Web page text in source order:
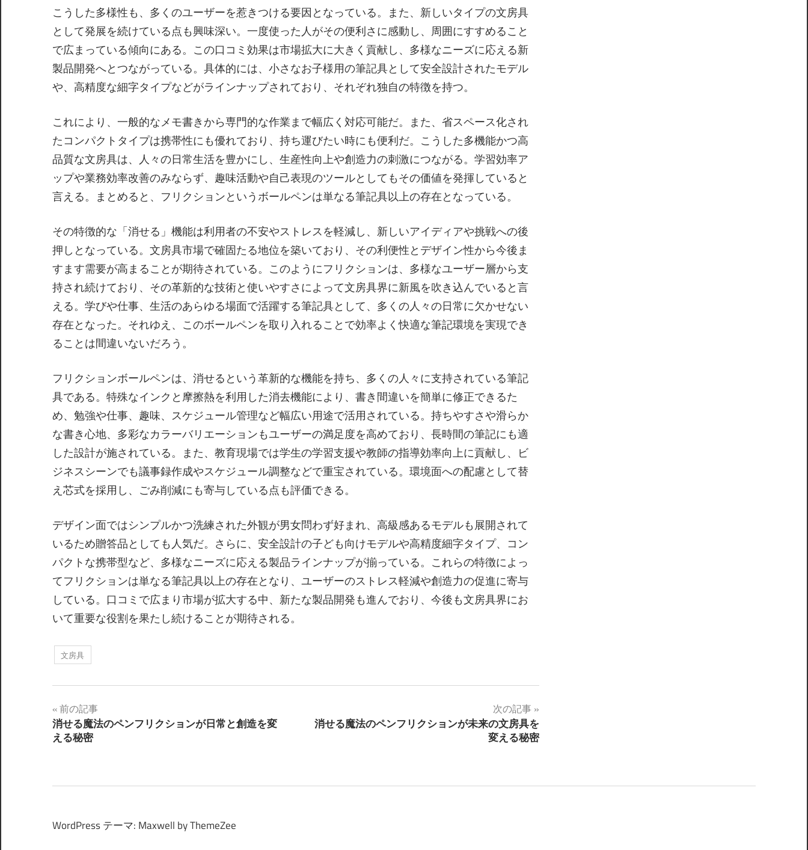
こうした多様性も、多くのユーザーを惹きつける要因となっている。また、新しいタイプの文房具
として発展を続けている点も興味深い。一度使った人がその便利さに感動し、周囲にすすめること
で広まっている傾向にある。この口コミ効果は市場拡大に大きく貢献し、多様なニーズに応える新
製品開発へとつながっている。具体的には、小さなお子様用の筆記具として安全設計されたモデル
や、高精度な細字タイプなどがラインナップされており、それぞれ独自の特徴を持つ。
これにより、一般的なメモ書きから専門的な作業まで幅広く対応可能だ。また、省スペース化され
たコンパクトタイプは携帯性にも優れており、持ち運びたい時にも便利だ。こうした多機能かつ高
品質な文房具は、人々の日常生活を豊かにし、生産性向上や創造力の刺激につながる。学習効率ア
ップや業務効率改善のみならず、趣味活動や自己表現のツールとしてもその価値を発揮していると
言える。まとめると、フリクションというボールペンは単なる筆記具以上の存在となっている。
その特徴的な「消せる」機能は利用者の不安やストレスを軽減し、新しいアイディアや挑戦への後
押しとなっている。文房具市場で確固たる地位を築いており、その利便性とデザイン性から今後ま
すます需要が高まることが期待されている。このようにフリクションは、多様なユーザー層から支
持され続けており、その革新的な技術と使いやすさによって文房具界に新風を吹き込んでいると言
える。学びや仕事、生活のあらゆる場面で活躍する筆記具として、多くの人々の日常に欠かせない
存在となった。それゆえ、このボールペンを取り入れることで効率よく快適な筆記環境を実現でき
ることは間違いないだろう。
フリクションボールペンは、消せるという革新的な機能を持ち、多くの人々に支持されている筆記
具である。特殊なインクと摩擦熱を利用した消去機能により、書き間違いを簡単に修正できるた
め、勉強や仕事、趣味、スケジュール管理など幅広い用途で活用されている。持ちやすさや滑らか
な書き心地、多彩なカラーバリエーションもユーザーの満足度を高めており、長時間の筆記にも適
した設計が施されている。また、教育現場では学生の学習支援や教師の指導効率向上に貢献し、ビ
ジネスシーンでも議事録作成やスケジュール調整などで重宝されている。環境面への配慮として替
え芯式を採用し、ごみ削減にも寄与している点も評価できる。
デザイン面ではシンプルかつ洗練された外観が男女問わず好まれ、高級感あるモデルも展開されて
いるため贈答品としても人気だ。さらに、安全設計の子ども向けモデルや高精度細字タイプ、コン
パクトな携帯型など、多様なニーズに応える製品ラインナップが揃っている。これらの特徴によっ
てフリクションは単なる筆記具以上の存在となり、ユーザーのストレス軽減や創造力の促進に寄与
している。口コミで広まり市場が拡大する中、新たな製品開発も進んでおり、今後も文房具界にお
いて重要な役割を果たし続けることが期待される。
文房具
投
稿
ビ
ー
前の記事
消せる魔法のペンフリクションが日常と創造を変
える秘密
次の記事
消せる魔法のペンフリクションが未来の文房具を
変える秘密
WordPress テーマ: Maxwell by ThemeZee